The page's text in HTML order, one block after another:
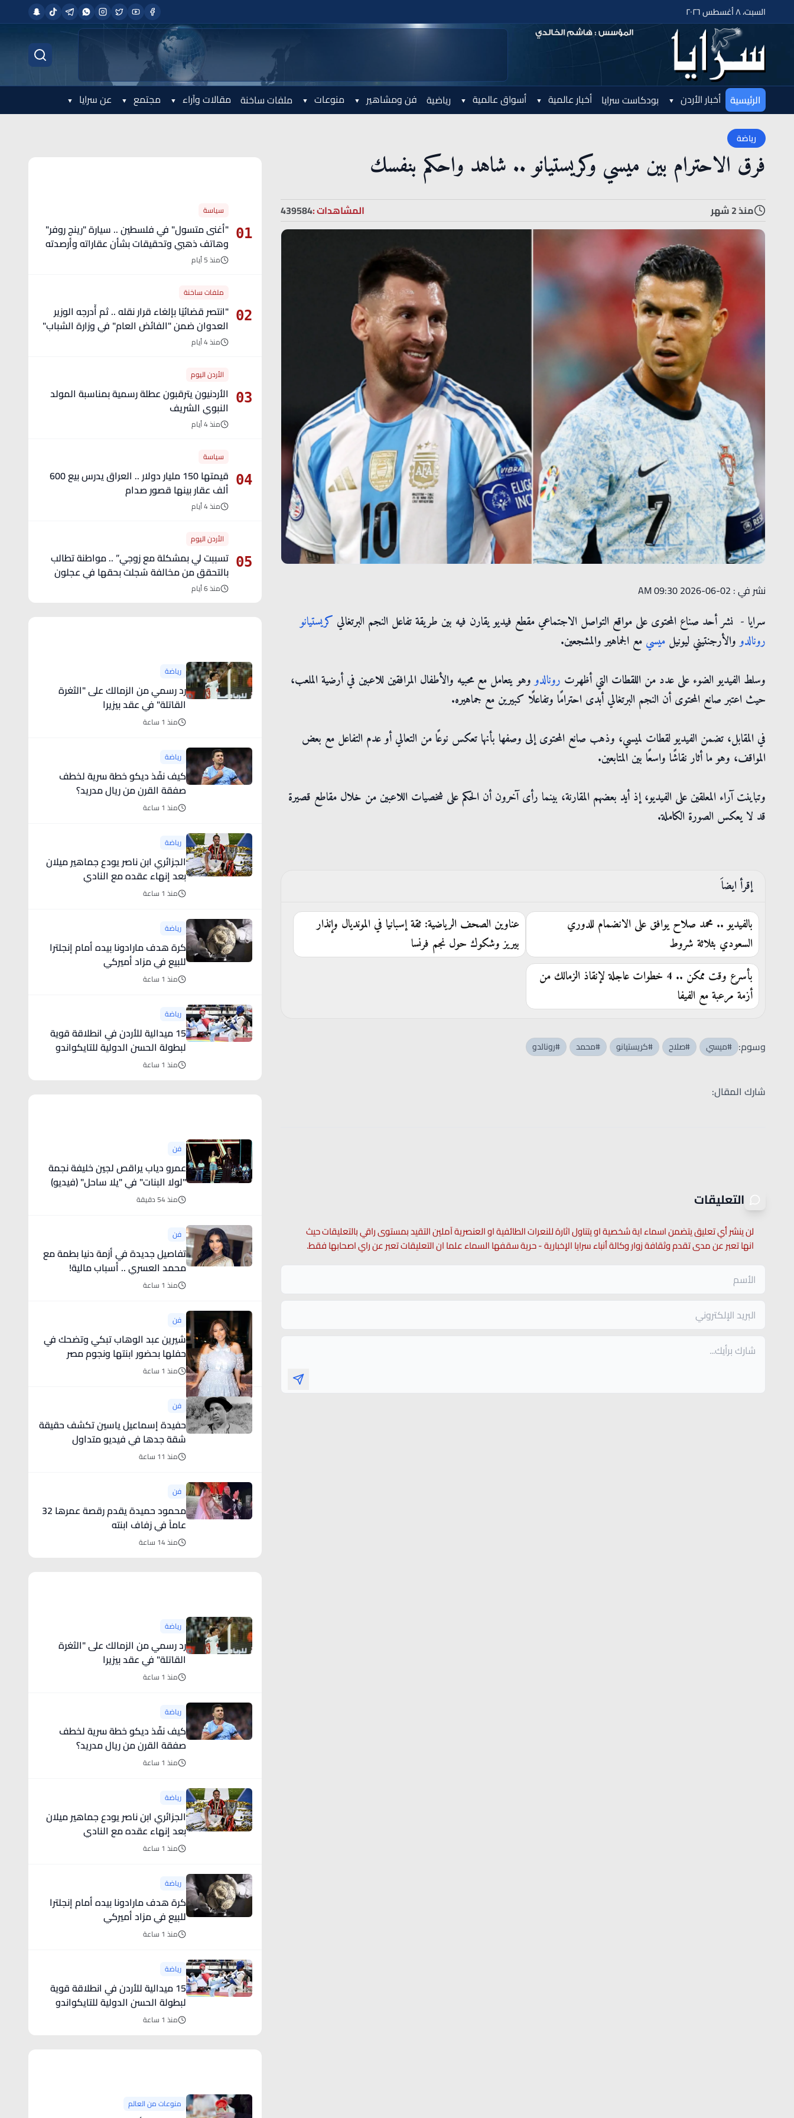
السبت، ٨ أغسطس ٢٠٢٦
الرئيسية أخبار الأردن بودكاست سرايا أخبار عالمية أسواق عالمية رياضية فن ومشاهير منوعات ملفات ساخنة مقالات وآراء مجتمع عن سرايا
رياضة
فرق الاحترام بين ميسي وكريستيانو .. شاهد واحكم بنفسك
منذ 2 شهر المشاهدات :439584
نشر في : 02-06-2026 09:30 AM
سرايا - نشر أحد صناع المحتوى على مواقع التواصل الاجتماعي مقطع فيديو يقارن فيه بين طريقة تفاعل النجم البرتغالي كريستيانو
رونالدووالأرجنتيني ليونيل ميسي مع الجماهير والمشجعين.
وسلط الفيديو الضوء على عدد من اللقطات التي أظهرت رونالدووهو يتعامل مع محبيه والأطفال المرافقين للاعبين في أرضية الملعب،
حيث اعتبر صانع المحتوى أن النجم البرتغالي أبدى احترامًا وتفاعلًا كبيرين مع جماهيره.
في المقابل، تضمن الفيديو لقطات لميسي، وذهب صانع المحتوى إلى وصفها بأنها تعكس نوعًا من التعالي أو عدم التفاعل مع بعض
المواقف، وهو ما أثار نقاشًا واسعًا بين المتابعين.
وتباينت آراء المعلقين على الفيديو، إذ أيد بعضهم المقارنة، بينما رأى آخرون أن الحكم على شخصيات اللاعبين من خلال مقاطع قصيرة
قد لا يعكس الصورة الكاملة.
إقرأ ايضاَ
بالفيديو .. محمد صلاح يوافق على الانضمام للدوري
السعودي بثلاثة شروط
عناوين الصحف الرياضية: ثقة إسبانيا في المونديال وإنذار
بيريز وشكوك حول نجم فرنسا
بأسرع وقت ممكن .. 4 خطوات عاجلة لإنقاذ الزمالك من
أزمة مرعبة مع الفيفا
وسوم: #ميسي #صلاح #كريستيانو #محمد #رونالدو
شارك المقال:
التعليقات
لن ينشر أي تعليق يتضمن اسماء اية شخصية او يتناول اثارة للنعرات الطائفية او العنصرية آملين التقيد بمستوى راقي بالتعليقات حيث
انها تعبر عن مدى تقدم وثقافة زوار وكالة أنباء سرايا الإخبارية - حرية سقفها السماء علما ان التعليقات تعبر عن راي اصحابها فقط.
01
سياسة
"أغنى متسول" في فلسطين .. سيارة "رينج روفر"
وهاتف ذهبي وتحقيقات بشأن عقاراته وأرصدته
منذ 5 أيام
02
ملفات ساخنة
"انتصر قضائيًا بإلغاء قرار نقله .. ثم أُدرجه الوزير
العدوان ضمن "الفائض العام" في وزارة الشباب"
- تفاصيل
منذ 4 أيام
03
الأردن اليوم
الأردنيون يترقبون عطلة رسمية بمناسبة المولد
النبوي الشريف
منذ 4 أيام
04
سياسة
قيمتها 150 مليار دولار .. العراق يدرس بيع 600
ألف عقار بينها قصور صدام
منذ 4 أيام
05
الأردن اليوم
تسببت لي بمشكلة مع زوجي” .. مواطنة تطالب
بالتحقق من مخالفة سُجلت بحقها في عجلون
منذ 6 أيام
رياضة
رد رسمي من الزمالك على "الثغرة
القاتلة" في عقد بيزيرا
منذ 1 ساعة
رياضة
كيف نفّذ ديكو خطة سرية لخطف
صفقة القرن من ريال مدريد؟
منذ 1 ساعة
رياضة
الجزائري ابن ناصر يودع جماهير ميلان
بعد إنهاء عقده مع النادي
منذ 1 ساعة
رياضة
كرة هدف مارادونا بيده أمام إنجلترا
للبيع في مزاد أميركي
منذ 1 ساعة
رياضة
15 ميدالية للأردن في انطلاقة قوية
لبطولة الحسن الدولية للتايكواندو
منذ 1 ساعة
فن
عمرو دياب يراقص لجين خليفة نجمة
"لولا البنات" في "يلا ساحل" (فيديو)
منذ 54 دقيقة
فن
تفاصيل جديدة في أزمة دنيا بطمة مع
محمد العسري .. أسباب مالية!
منذ 1 ساعة
فن
شيرين عبد الوهاب تبكي وتضحك في
حفلها بحضور ابنتها ونجوم مصر
(فيديو)
منذ 1 ساعة
فن
حفيدة إسماعيل ياسين تكشف حقيقة
شقة جدها في فيديو متداول
منذ 11 ساعة
فن
محمود حميدة يقدم رقصة عمرها 32
عاماً في زفاف ابنته
منذ 14 ساعة
رياضة
رد رسمي من الزمالك على "الثغرة
القاتلة" في عقد بيزيرا
منذ 1 ساعة
رياضة
كيف نفّذ ديكو خطة سرية لخطف
صفقة القرن من ريال مدريد؟
منذ 1 ساعة
رياضة
الجزائري ابن ناصر يودع جماهير ميلان
بعد إنهاء عقده مع النادي
منذ 1 ساعة
رياضة
كرة هدف مارادونا بيده أمام إنجلترا
للبيع في مزاد أميركي
منذ 1 ساعة
رياضة
15 ميدالية للأردن في انطلاقة قوية
لبطولة الحسن الدولية للتايكواندو
منذ 1 ساعة
منوعات من العالم